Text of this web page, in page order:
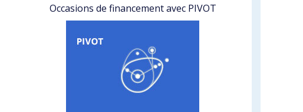
Occasions de financement avec PIVOT